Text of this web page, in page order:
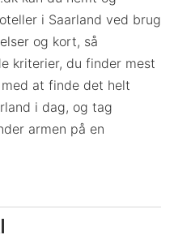
i Saarland ved brug
og kort, så
kriterier, du finder mest
at finde det helt
i dag, og tag
armen på en